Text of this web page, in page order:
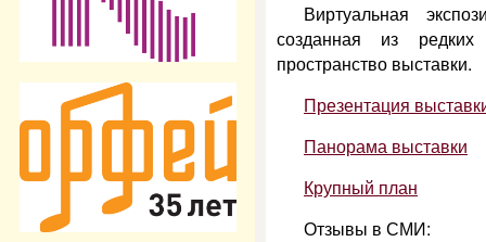
Виртуальная
созданная из
пространство выставки.
Презентация
Панорама выставки
Крупный план
Отзывы в СМИ: